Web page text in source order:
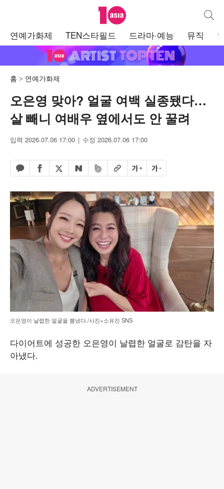
텐아시아 통합
연예가화제 TEN스타필드 드라마·예능 뮤직
홈 연예가화제
오은영 맞아? 얼굴 여백 실종됐다…
살 빼니 여배우 옆에서도 안 꿀려
입력 2026.07.06 17:00 수정 2026.07.06 17:00
카카오톡 공유하기
페이스북 공유하기
엑스 공유하기
네이버 공유하기
밴드 공유하기
URL복사글자 크게글자 작게
오은영이 날렵한 얼굴을 뽐냈다./사진=소유진 SNS
다이어트에 성공한 오은영이 날렵한 얼굴로 감탄을 자
아냈다.
ADVERTISEMENT